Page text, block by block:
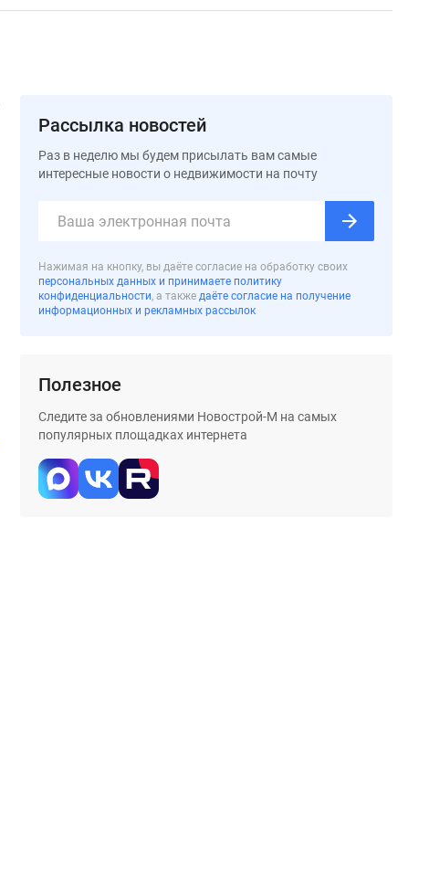
Рассылка новостей
Раз в неделю мы будем присылать вам самые
интересные новости о недвижимости на почту
Нажимая на кнопку, вы даёте согласие на обработку своих
персональных данных и принимаете политику
конфиденциальности, а также даёте согласие на получение
информационных и рекламных рассылок
Полезное
Следите за обновлениями Новострой-М на самых
популярных площадках интернета